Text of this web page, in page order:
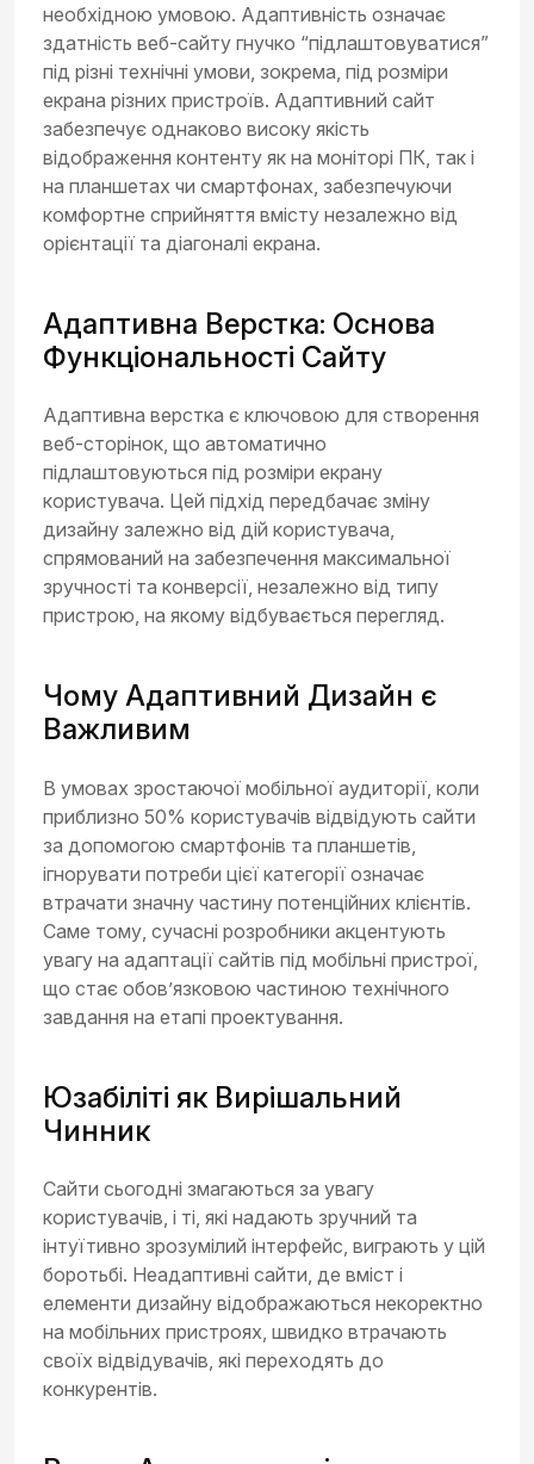
необхідною умовою. Адаптивність означає
здатність веб-сайту гнучко “підлаштовуватися”
під різні технічні умови, зокрема, під розміри
екрана різних пристроїв. Адаптивний сайт
забезпечує однаково високу якість
відображення контенту як на моніторі ПК, так і
на планшетах чи смартфонах, забезпечуючи
комфортне сприйняття вмісту незалежно від
орієнтації та діагоналі екрана.
Адаптивна Верстка: Основа
Функціональності Сайту
Адаптивна верстка є ключовою для створення
веб-сторінок, що автоматично
підлаштовуються під розміри екрану
користувача. Цей підхід передбачає зміну
дизайну залежно від дій користувача,
спрямований на забезпечення максимальної
зручності та конверсії, незалежно від типу
пристрою, на якому відбувається перегляд.
Чому Адаптивний Дизайн є
Важливим
В умовах зростаючої мобільної аудиторії, коли
приблизно 50% користувачів відвідують сайти
за допомогою смартфонів та планшетів,
ігнорувати потреби цієї категорії означає
втрачати значну частину потенційних клієнтів.
Саме тому, сучасні розробники акцентують
увагу на адаптації сайтів під мобільні пристрої,
що стає обов’язковою частиною технічного
завдання на етапі проектування.
Юзабіліті як Вирішальний
Чинник
Сайти сьогодні змагаються за увагу
користувачів, і ті, які надають зручний та
інтуїтивно зрозумілий інтерфейс, виграють у цій
боротьбі. Неадаптивні сайти, де вміст і
елементи дизайну відображаються некоректно
на мобільних пристроях, швидко втрачають
своїх відвідувачів, які переходять до
конкурентів.